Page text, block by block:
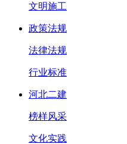
文明施工
政策法规
法律法规
行业标准
河北二建
榜样风采
文化实践